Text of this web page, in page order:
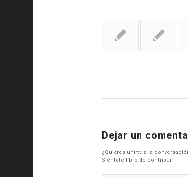
Dejar un
¿Quieres unirte a la
Siéntete libre de contribuir!